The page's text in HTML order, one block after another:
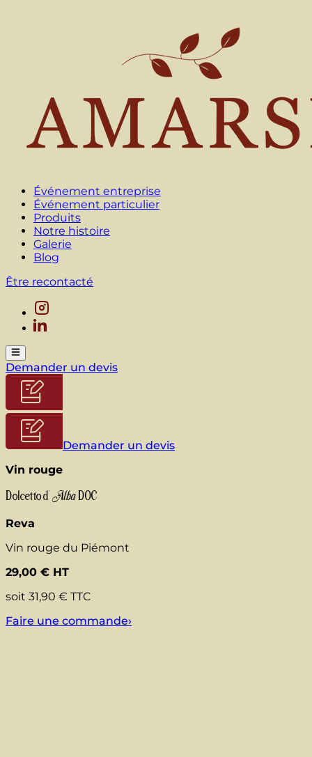
Événement entreprise
Événement particulier
Produits
Notre histoire
Galerie
Blog
Être recontacté
Demander un devis
Demander un devis
Vin rouge
Dolcetto d’ AlbaDOC
Reva
Vin rouge du Piémont
29,00 € HT
soit 31,90 € TTC
Faire une commande›